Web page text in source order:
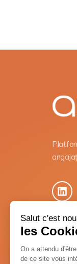
Salut c'est
les
On a attendu
de ce site vous